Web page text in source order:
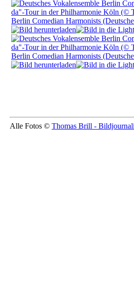
Berlin Comedian Harmonists
Berlin Comedian Harmonists
Alle Fotos © Thomas Brill -